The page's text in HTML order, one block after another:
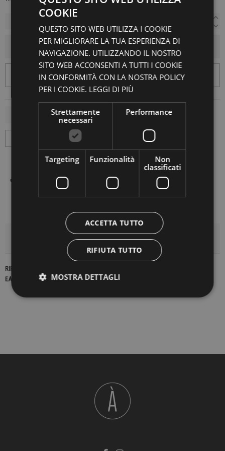
AGGIUNGI AL CARRELLO
DETTAGLI DEL PRODOTTO
RIFERIMENTO
EAN13
2900000423145
COOKIE
QUESTO SITO WEB UTILIZZA I COOKIE
PER MIGLIORARE LA TUA ESPERIENZA DI
NAVIGAZIONE. UTILIZZANDO IL NOSTRO
SITO WEB ACCONSENTI A TUTTI I COOKIE
IN CONFORMITÀ CON LA NOSTRA POLICY
PER I COOKIE. LEGGI DI PIÙ
Strettamente
necessari
Performance
Targeting Funzionalità
Non
classificati
ACCETTA TUTTO
RIFIUTA TUTTO
MOSTRA DETTAGLI